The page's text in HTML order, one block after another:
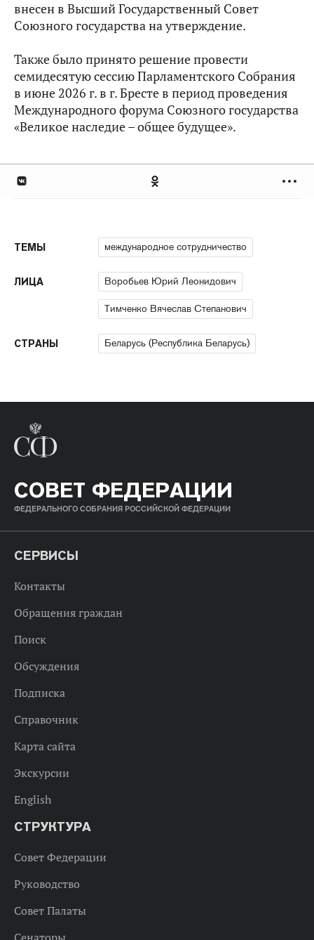
внесен в Высший Государственный Совет
Союзного государства на утверждение.
Также было принято решение провести
семидесятую сессию Парламентского Собрания
в июне 2026 г. в г. Бресте в период проведения
Международного форума Союзного государства
«Великое наследие – общее будущее».
ТЕМЫ международное сотрудничество
ЛИЦА Воробьев Юрий Леонидович
Тимченко Вячеслав Степанович
СТРАНЫ Беларусь (Республика Беларусь)
СОВЕТ ФЕДЕРАЦИИ
ФЕДЕРАЛЬНОГО СОБРАНИЯ РОССИЙСКОЙ ФЕДЕРАЦИИ
СЕРВИСЫ
Контакты
Обращения граждан
Поиск
Обсуждения
Подписка
Справочник
Карта сайта
Экскурсии
English
СТРУКТУРА
Совет Федерации
Руководство
Совет Палаты